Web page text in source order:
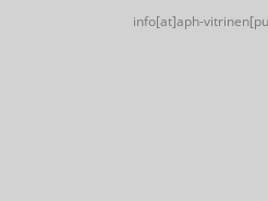
info[at]aph-